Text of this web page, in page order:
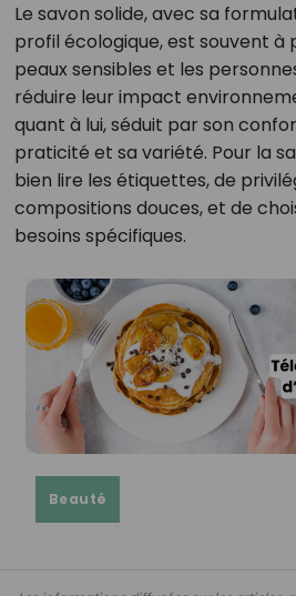
Le savon solide, avec sa
profil écologique, est souvent à
peaux sensibles et les
réduire leur impact
quant à lui, séduit par son
praticité et sa variété. Pour la
bien lire les étiquettes, de
compositions douces, et de
besoins spécifiques.
Beauté